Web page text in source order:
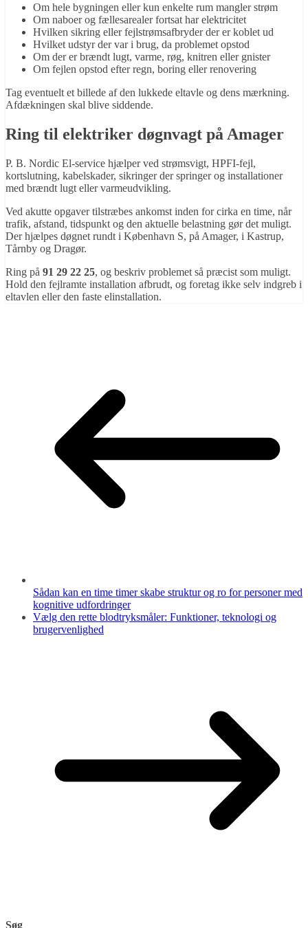
Om hele bygningen eller kun enkelte rum mangler strøm
Om naboer og fællesarealer fortsat har elektricitet
Hvilken sikring eller fejlstrømsafbryder der er koblet ud
Hvilket udstyr der var i brug, da problemet opstod
Om der er brændt lugt, varme, røg, knitren eller gnister
Om fejlen opstod efter regn, boring eller renovering
Tag eventuelt et billede af den lukkede eltavle og dens mærkning.
Afdækningen skal blive siddende.
Ring til elektriker døgnvagt på Amager
P. B. Nordic El-service hjælper ved strømsvigt, HPFI-fejl,
kortslutning, kabelskader, sikringer der springer og installationer
med brændt lugt eller varmeudvikling.
Ved akutte opgaver tilstræbes ankomst inden for cirka en time, når
trafik, afstand, tidspunkt og den aktuelle belastning gør det muligt.
Der hjælpes døgnet rundt i København S, på Amager, i Kastrup,
Tårnby og Dragør.
Ring på 91 29 22 25, og beskriv problemet så præcist som muligt.
Hold den fejlramte installation afbrudt, og foretag ikke selv indgreb i
eltavlen eller den faste elinstallation.
Sådan kan en time timer skabe struktur og ro for personer med
kognitive udfordringer
Vælg den rette blodtryksmåler: Funktioner, teknologi og
brugervenlighed
Søg